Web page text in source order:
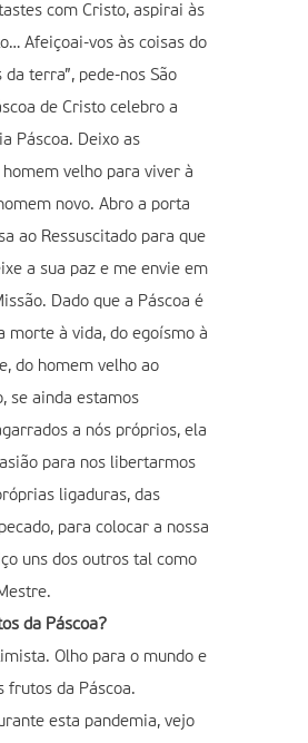
com Cristo, aspirai às
Afeiçoai-vos às coisas do
da terra”, pede-nos São
de Cristo celebro a
Páscoa. Deixo as
homem velho para viver à
novo. Abro a porta
ao Ressuscitado para que
a sua paz e me envie em
Dado que a Páscoa é
morte à vida, do egoísmo à
do homem velho ao
se ainda estamos
a nós próprios, ela
para nos libertarmos
ligaduras, das
para colocar a nossa
uns dos outros tal como
da Páscoa?
Olho para o mundo e
frutos da Páscoa.
esta pandemia, vejo